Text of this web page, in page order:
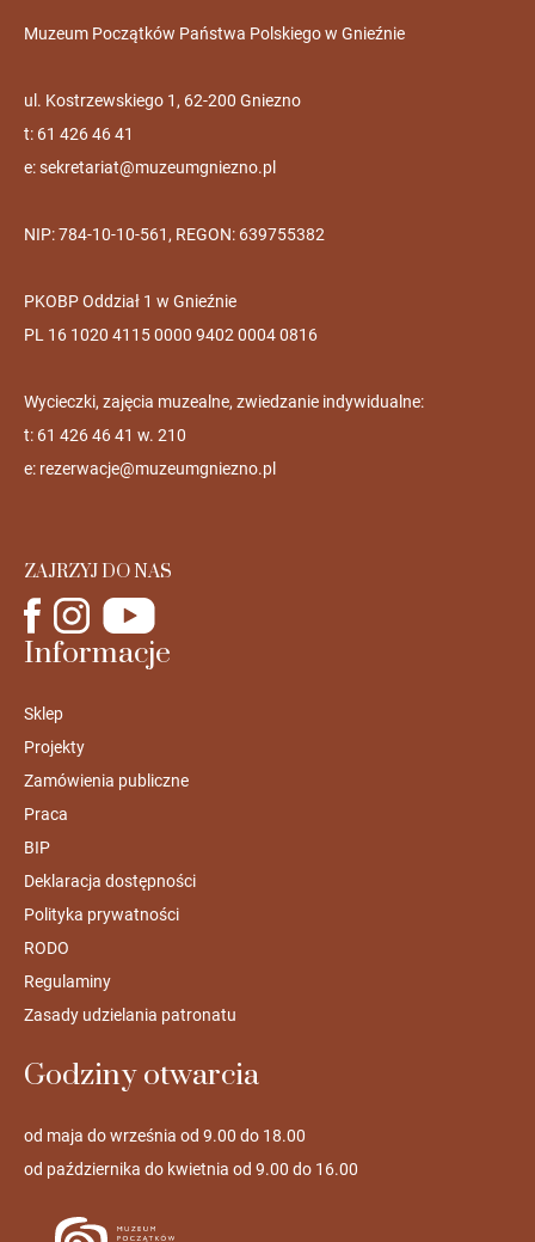
Muzeum Początków Państwa Polskiego w Gnieźnie
ul. Kostrzewskiego 1, 62-200 Gniezno
t: 61 426 46 41
e:sekretariat@muzeumgniezno.pl
NIP: 784-10-10-561, REGON: 639755382
PKOBP Oddział 1 w Gnieźnie
PL 16 1020 4115 0000 9402 0004 0816
Wycieczki, zajęcia muzealne, zwiedzanie indywidualne:
t: 61 426 46 41 w. 210
e: rezerwacje@muzeumgniezno.pl
ZAJRZYJ DO NAS
Informacje
Sklep
Projekty
Zamówienia publiczne
Praca
BIP
Deklaracja dostępności
Polityka prywatności
RODO
Regulaminy
Zasady udzielania patronatu
Godziny otwarcia
od maja do września od 9.00 do 18.00
od października do kwietnia od 9.00 do 16.00